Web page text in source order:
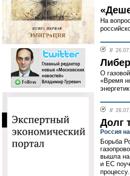
На
//
О
«Время
//
Долг
Россия
Борьба
вышла
и ЕС